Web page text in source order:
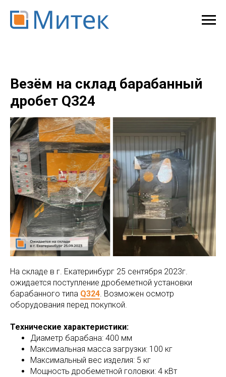
Везём на склад барабанный
дробет Q324
На складе в г. Екатеринбург 25 сентября 2023г.
ожидается поступление дробеметной установки
барабанного типа Q324. Возможен осмотр
оборудования перед покупкой.
Технические характеристики:
Диаметр барабана: 400 мм
Максимальная масса загрузки: 100 кг
Максимальный вес изделия: 5 кг
Мощность дробеметной головки: 4 кВт